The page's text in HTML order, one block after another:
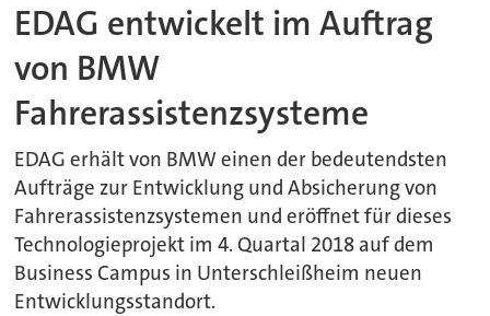
EDAG entwickelt im Auftrag
von BMW
Fahrerassistenzsysteme
EDAG erhält von BMW einen der bedeutendsten
Aufträge zur Entwicklung und Absicherung von
Fahrerassistenzsystemen und eröffnet für dieses
Technologieprojekt im 4. Quartal 2018 auf dem
Business Campus in Unterschleißheim neuen
Entwicklungsstandort.